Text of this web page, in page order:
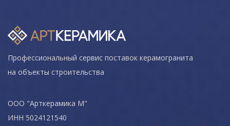
Профессиональный сервис поставок керамогранита
на объекты строительства
ООО "Арткерамика М"
ИНН 5024121540